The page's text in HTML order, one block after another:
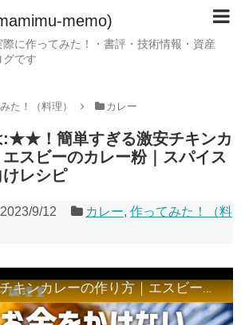
memo)
に作ってみた！・書評・技術情報・資産
グです
た！（料理） カレー
:★★！簡単すぎる激安チキンカ
スビーのカレー粉｜スパイス
レシピ
2023/9/12 カレー,作ってみた！（料
簡単すぎる激安チキンカレーの作り方｜エスビーのカレー粉｜スパイスカレー初心者向けレシピ